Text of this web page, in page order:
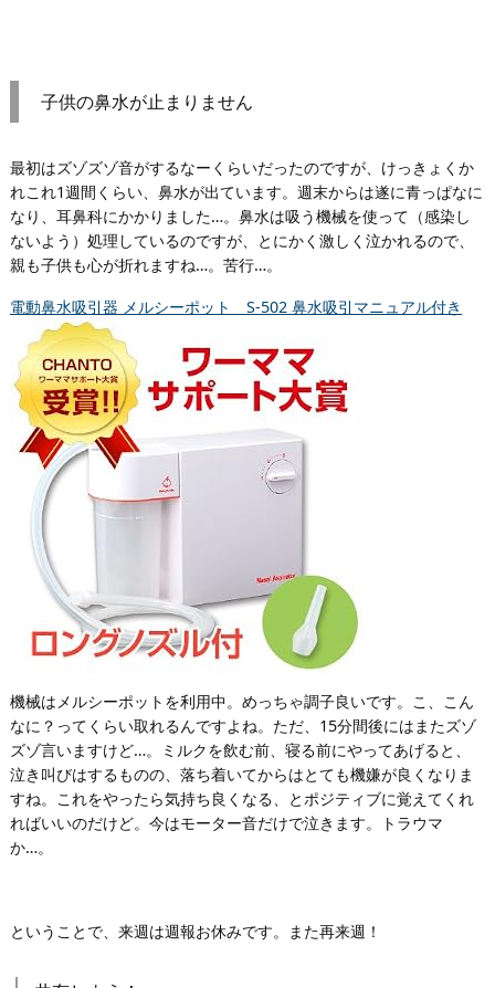
子供の鼻水が止まりません
最初はズゾズゾ音がするなーくらいだったのですが、けっきょくか
れこれ1週間くらい、鼻水が出ています。週末からは遂に青っぱなに
なり、耳鼻科にかかりました…。鼻水は吸う機械を使って（感染し
ないよう）処理しているのですが、とにかく激しく泣かれるので、
親も子供も心が折れますね…。苦行…。
電動鼻水吸引器 メルシーポット S-502 鼻水吸引マニュアル付き
機械はメルシーポットを利用中。めっちゃ調子良いです。こ、こん
なに？ってくらい取れるんですよね。ただ、15分間後にはまたズゾ
ズゾ言いますけど…。ミルクを飲む前、寝る前にやってあげると、
泣き叫びはするものの、落ち着いてからはとても機嫌が良くなりま
すね。これをやったら気持ち良くなる、とポジティブに覚えてくれ
ればいいのだけど。今はモーター音だけで泣きます。トラウマ
か…。
ということで、来週は週報お休みです。また再来週！